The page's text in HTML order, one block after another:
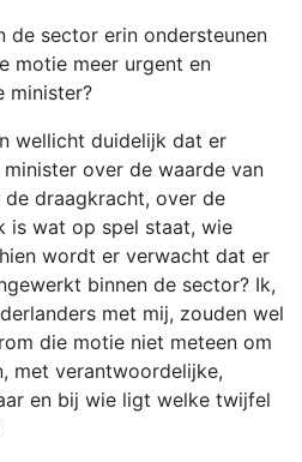
de sector erin ondersteunen
motie meer urgent en
minister?
wellicht duidelijk dat er
over de waarde van
draagkracht, over de
is wat op spel staat, wie
wordt er verwacht dat er
binnen de sector? Ik,
met mij, zouden wel
die motie niet meteen om
met verantwoordelijke,
en bij wie ligt welke twijfel